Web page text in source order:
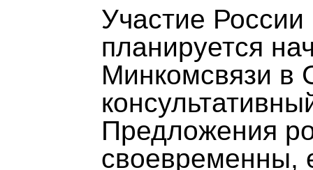
Участие
планируется
Минкомсвязи в
Предложения
своевременны,